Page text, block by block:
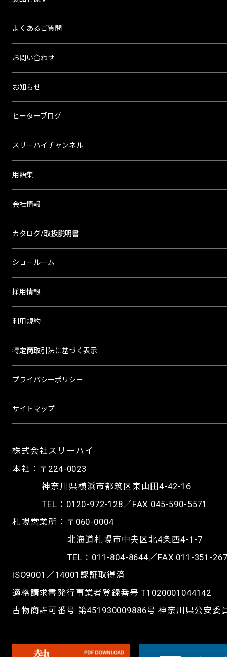
株式会社スリーハイ
本社：〒224-0023
神奈川県横浜市都筑区東山田4-42-16
TEL： 0120-972-128／FAX 045-590-5571
札幌営業所：〒060-0004
北海道札幌市中央区北4条西4-1-7
TEL： 011-804-8644／FAX 011-351-
ISO9001／14001認証取得済
適格請求書発行事業者登録番号 T1020001044142
古物商許可番号 第451930009886号 神奈川県公安委
よくあるご質問
お問い合わせ
お知らせ
ヒーターブログ
スリーハイチャンネル
用語集
会社情報
カタログ/取扱説明書
ショールーム
採用情報
利用規約
特定商取引法に基づく表示
プライバシーポリシー
サイトマップ